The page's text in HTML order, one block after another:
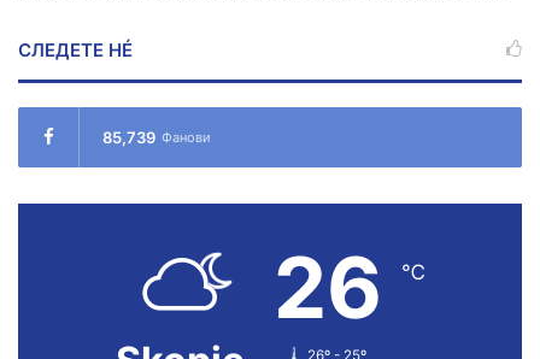
СЛЕДЕТЕ НÉ
85,739 Фанови
26 ℃